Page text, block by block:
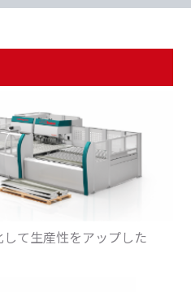
て生産性をアップした